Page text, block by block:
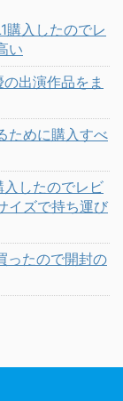
購入したのでレ
い
出演作品をま
ために購入すべ
したのでレビ
イズで持ち運び
ったので開封の